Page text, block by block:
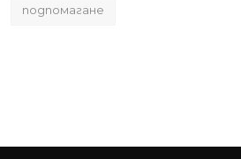
подпомагане